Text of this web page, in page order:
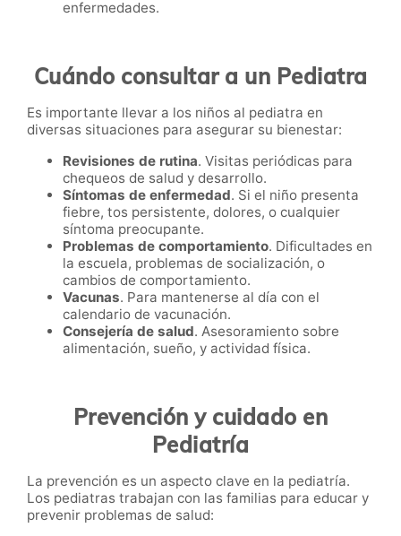
enfermedades.
Cuándo consultar a un Pediatra
Es importante llevar a los niños al pediatra en
diversas situaciones para asegurar su bienestar:
Revisiones de rutina. Visitas periódicas para
chequeos de salud y desarrollo.
Síntomas de enfermedad. Si el niño presenta
fiebre, tos persistente, dolores, o cualquier
síntoma preocupante.
Problemas de comportamiento. Dificultades en
la escuela, problemas de socialización, o
cambios de comportamiento.
Vacunas. Para mantenerse al día con el
calendario de vacunación.
Consejería de salud. Asesoramiento sobre
alimentación, sueño, y actividad física.
Prevención y cuidado en
Pediatría
La prevención es un aspecto clave en la pediatría.
Los pediatras trabajan con las familias para educar y
prevenir problemas de salud: